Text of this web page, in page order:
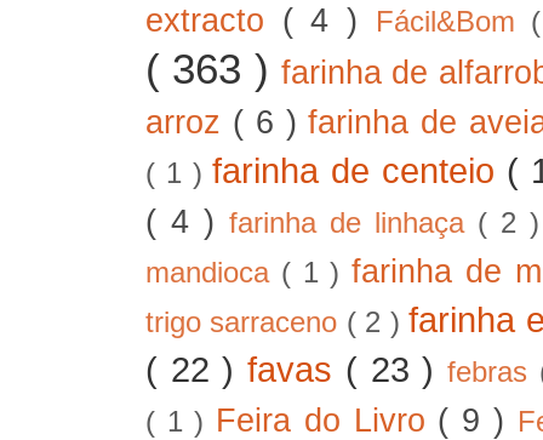
extracto ( 4 ) Fácil&Bom
( 363 )farinha de
arroz ( 6 )farinha de
( 1 )farinha de centeio (
( 4 ) farinha de linhaça ( 2
mandioca ( 1 )farinha de
trigo sarraceno ( 2 )farinha
( 22 )favas ( 23 ) febras
( 1 ) Feira do Livro ( 9 )